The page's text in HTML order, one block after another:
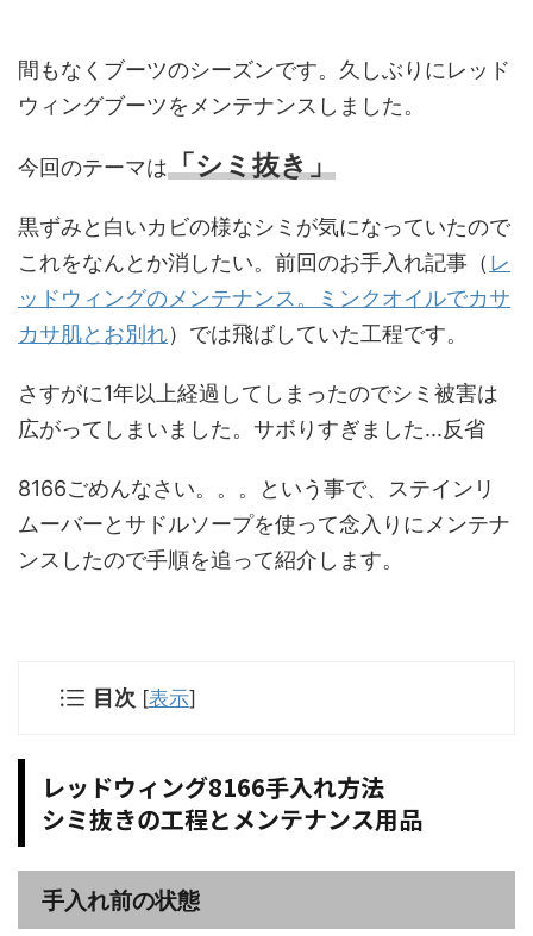
間もなくブーツのシーズンです。久しぶりにレッド
ウィングブーツをメンテナンスしました。
今回のテーマは「シミ抜き」
黒ずみと白いカビの様なシミが気になっていたので
これをなんとか消したい。前回のお手入れ記事（ レ
ッドウィングのメンテナンス。ミンクオイルでカサ
カサ肌とお別れ）では飛ばしていた工程です。
さすがに1年以上経過してしまったのでシミ被害は
広がってしまいました。サボりすぎました...反省
8166ごめんなさい。。。という事で、ステインリ
ムーバーとサドルソープを使って念入りにメンテナ
ンスしたので手順を追って紹介します。
目次 [表示]
レッドウィング8166手入れ方法
シミ抜きの工程とメンテナンス用品
手入れ前の状態